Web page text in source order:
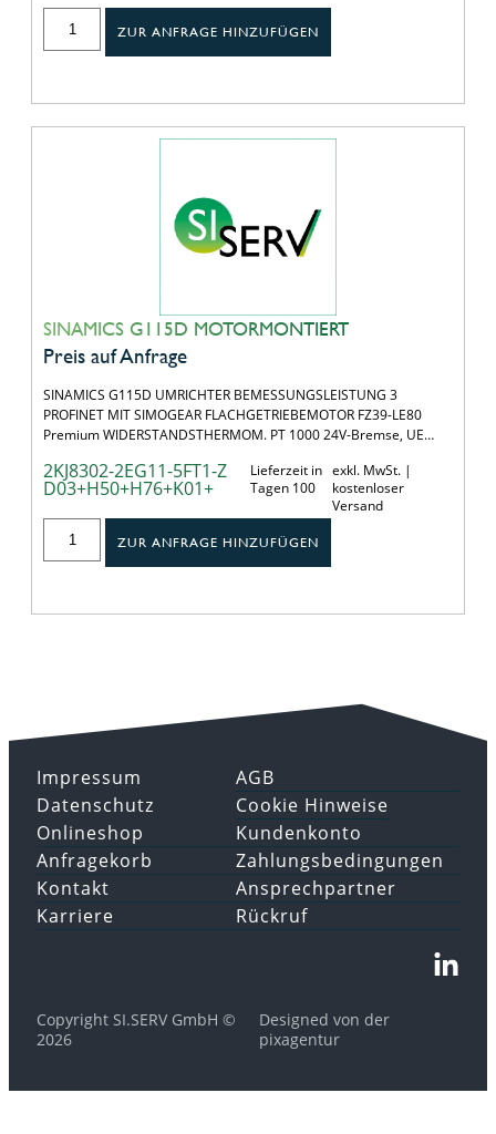
ZUR ANFRAGE HINZUFÜGEN
SINAMICS G115D MOTORMONTIERT
Preis auf Anfrage
SINAMICS G115D UMRICHTER BEMESSUNGSLEISTUNG 3
PROFINET MIT SIMOGEAR FLACHGETRIEBEMOTOR FZ39-LE80
Premium WIDERSTANDSTHERMOM. PT 1000 24V-Bremse, UE…
2KJ8302-2EG11-5FT1-Z
D03+H50+H76+K01+
Lieferzeit in
Tagen 100
exkl. MwSt. |
kostenloser
Versand
ZUR ANFRAGE HINZUFÜGEN
Impressum
Datenschutz
AGB
Cookie Hinweise
Onlineshop
Anfragekorb
Kundenkonto
Zahlungsbedingungen
Kontakt
Karriere
Ansprechpartner
Rückruf
Copyright SI.SERV GmbH ©
2026
Designed von der
pixagentur